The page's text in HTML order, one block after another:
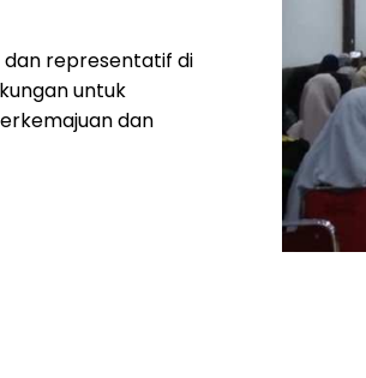
dan representatif di
untuk
dan